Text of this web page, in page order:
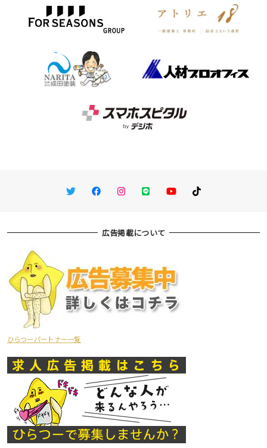
TwitterFacebookInstagram
LINE You TubeTikTok
広告掲載について
ひらつーパートナー一覧